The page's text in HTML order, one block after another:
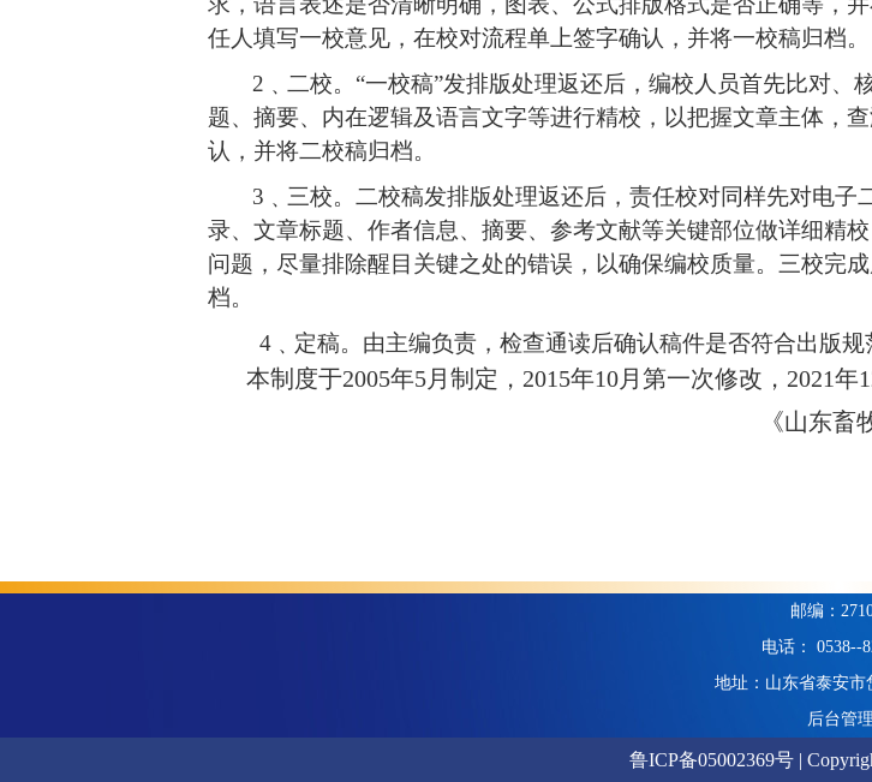
任人填写一校意见，在校对流程单上签字确认，并将一校稿归档。
2 ﹑二校。 “一校稿”发排版处理返还后，编校人员首先比对、
题、摘要、内在逻辑及语言文字等进行精校，以把握文章主体，
认，并将二校稿归档。
3 ﹑三校。二校稿发排版处理返还后，责任校对同样先对电
录、文章标题、作者信息、摘要、参考文献等关键部位做详细精校
问题， 尽量排除醒目关键之处的错误，以确保编校质量。三校完
档。
4
定稿。由主编负责，检查通读后确认稿件是否符合出版
本制度于2005年5月制定， 2015年10月第一次修改， 2021年
《山东畜
邮编：
电话： 0538--
地址：山东省泰安市
后台管理
鲁ICP备05002369号 |